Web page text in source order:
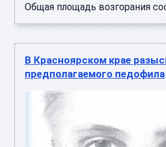
Общая площадь возгорания
В Красноярском крае
предполагаемого педофила